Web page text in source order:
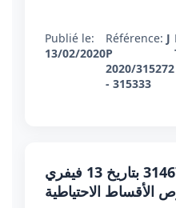
Publié le:
13/02/2020
Référence: J
P
2020/315272
- 315333
قرار تعقيبي عدد 314678 بتاريخ 13 فيفري